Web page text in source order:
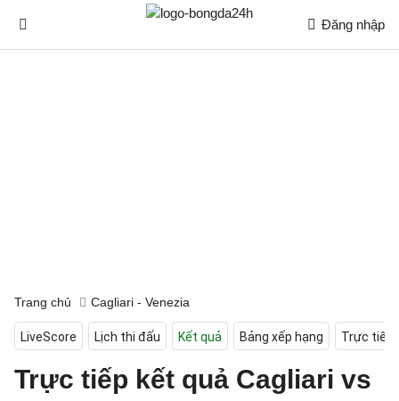
Đăng nhập
Trang chủ Cagliari - Venezia
LiveScore Lịch thi đấu Kết quả Bảng xếp hạng Trực tiếp
Trực tiếp kết quả Cagliari vs